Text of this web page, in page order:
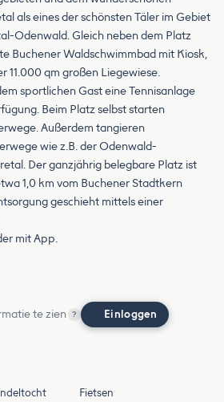
als eines der schönsten Täler im Gebiet
Odenwald. Gleich neben dem Platz
Buchener Waldschwimmbad mit Kiosk,
11.000 qm großen Liegewiese.
sportlichen Gast eine Tennisanlage
Beim Platz selbst starten
Außerdem tangieren
wie z.B. der Odenwald-
Der ganzjährig belegbare Platz ist
1,0 km vom Buchener Stadtkern
geschieht mittels einer
mit App.
te zien ? Einloggen
Fietsen